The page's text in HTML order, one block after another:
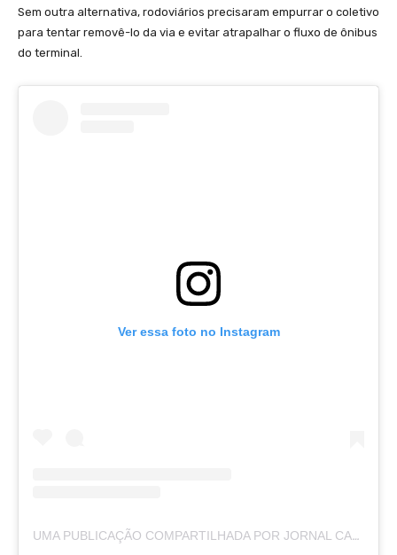
Sem outra alternativa, rodoviários precisaram empurrar o coletivo
para tentar removê-lo da via e evitar atrapalhar o fluxo de ônibus
do terminal.
Ver essa foto no Instagram
UMA PUBLICAÇÃO COMPARTILHADA POR JORNAL CAJAZEIRAS (@JORNALCAJAZEIRAS)